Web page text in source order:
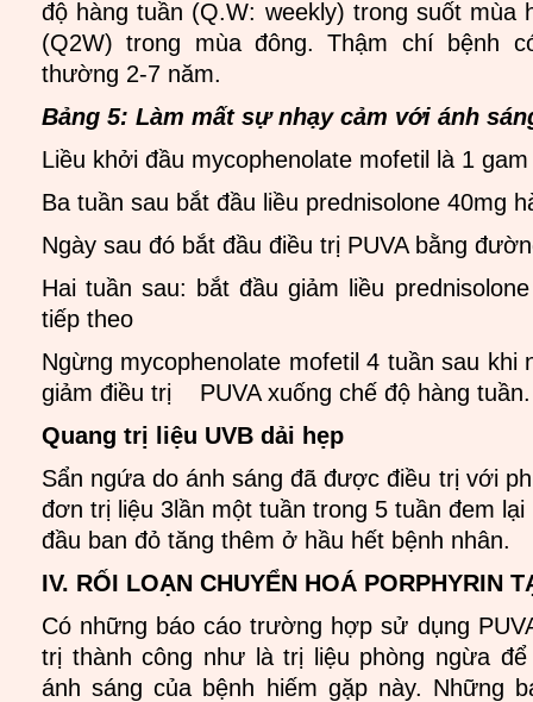
độ hàng tuần (Q.W: weekly) trong suốt mùa
(Q2W) trong mùa đông. Thậm chí bệnh
thường 2-7 năm.
Bảng 5: Làm mất sự nhạy cảm với ánh
Liều khởi đầu mycophenolate mofetil là 1
Ba tuần sau bắt đầu liều prednisolone 40mg
Ngày sau đó bắt đầu điều trị PUVA bằng
Hai tuần sau: bắt đầu giảm liều
tiếp theo
Ngừng mycophenolate mofetil 4 tuần sau khi
giảm điều trị PUVA xuống chế độ hàng tuần.
Quang trị liệu UVB dải hẹp
Sẩn ngứa do ánh sáng đã được điều trị với
đơn trị liệu 3lần một tuần trong 5 tuần đem
đầu ban đỏ tăng thêm ở hầu hết bệnh nhân.
IV. RỐI LOẠN CHUYỂN HOÁ PORPHYRIN
Có những báo cáo trường hợp sử dụng
trị thành công như là trị liệu phòng ngừa
ánh sáng của bệnh hiếm gặp này. Những